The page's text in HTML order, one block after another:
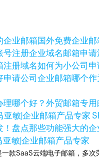
企业邮箱国外免费企业
号注册企业域名邮箱申
注册域名如何为小公司
申请公司企业邮箱哪个
理哪个好？外贸邮箱专
亚敏|企业邮箱产品专家
！盘点那些功能强大的企
亚敏|企业邮箱产品专家
款SaaS云端电子邮箱，多次